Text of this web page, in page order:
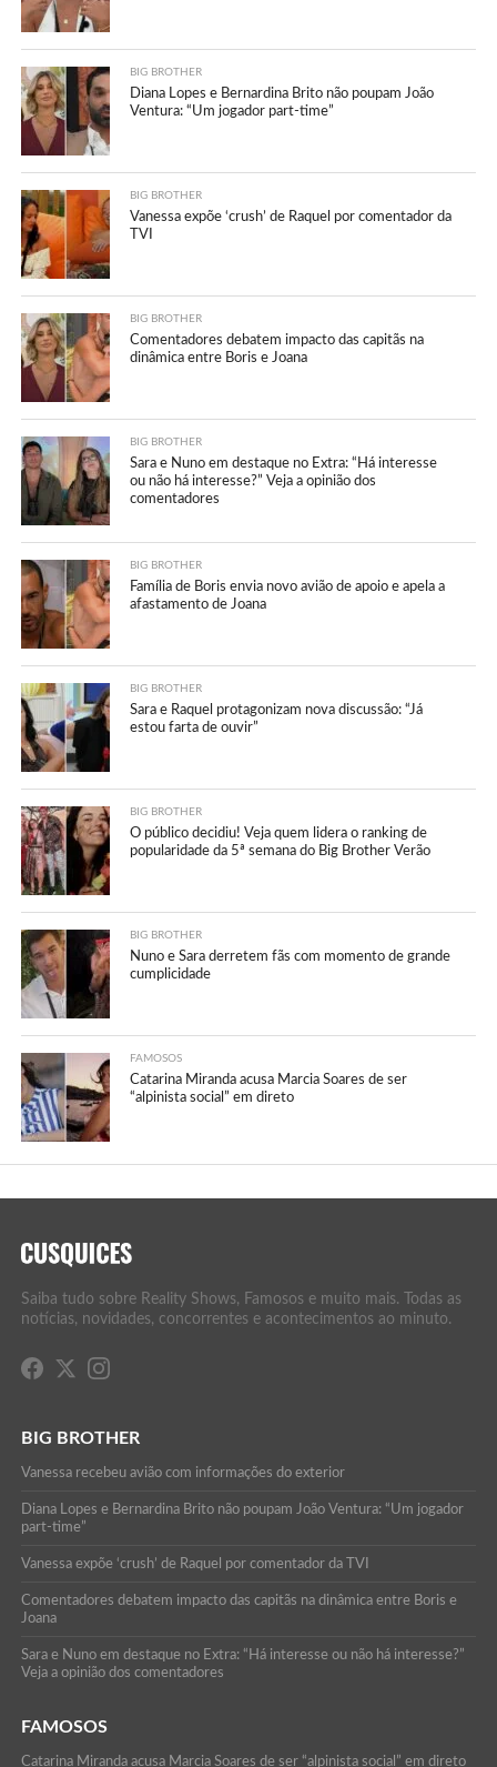
BIG BROTHER
Diana Lopes e Bernardina Brito não poupam João
Ventura: “Um jogador part-time”
BIG BROTHER
Vanessa expõe ‘crush’ de Raquel por comentador da
TVI
BIG BROTHER
Comentadores debatem impacto das capitãs na
dinâmica entre Boris e Joana
BIG BROTHER
Sara e Nuno em destaque no Extra: “Há interesse
ou não há interesse?” Veja a opinião dos
comentadores
BIG BROTHER
Família de Boris envia novo avião de apoio e apela a
afastamento de Joana
BIG BROTHER
Sara e Raquel protagonizam nova discussão: “Já
estou farta de ouvir”
BIG BROTHER
O público decidiu! Veja quem lidera o ranking de
popularidade da 5ª semana do Big Brother Verão
BIG BROTHER
Nuno e Sara derretem fãs com momento de grande
cumplicidade
FAMOSOS
Catarina Miranda acusa Marcia Soares de ser
“alpinista social” em direto
Saiba tudo sobre Reality Shows, Famosos e muito mais. Todas as
notícias, novidades, concorrentes e acontecimentos ao minuto.
BIG BROTHER
Vanessa recebeu avião com informações do exterior
Diana Lopes e Bernardina Brito não poupam João Ventura: “Um jogador
part-time”
Vanessa expõe ‘crush’ de Raquel por comentador da TVI
Comentadores debatem impacto das capitãs na dinâmica entre Boris e
Joana
Sara e Nuno em destaque no Extra: “Há interesse ou não há interesse?”
Veja a opinião dos comentadores
FAMOSOS
Catarina Miranda acusa Marcia Soares de ser “alpinista social” em direto